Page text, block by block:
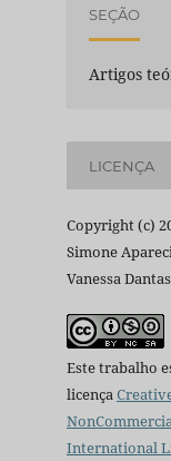
SEÇÃO
Artigos
LICENÇA
Copyright (c)
Simone
Vanessa
Este trabalho
licença
International